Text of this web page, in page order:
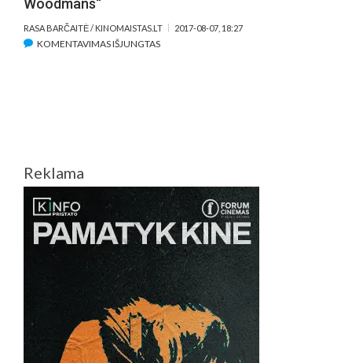
Woodmans“
RASA BARČAITĖ / KINOMAISTAS.LT 2017-08-07, 18:27
KOMENTAVIMAS IŠJUNGTASĮRAŠE
JUOSTOJE
„THE
WOODMANS“
Reklama